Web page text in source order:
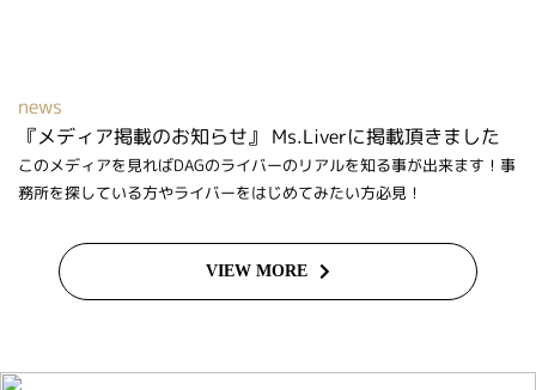
news
『メディア掲載のお知らせ』 Ms.Liverに掲載頂きました
このメディアを見ればDAGのライバーのリアルを知る事が出来ます！事
務所を探している方やライバーをはじめてみたい方必見！
VIEW MORE